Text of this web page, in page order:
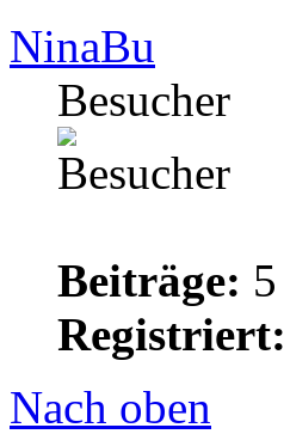
NinaBu
Besucher
Beiträge: 5
Registriert:
Nach oben